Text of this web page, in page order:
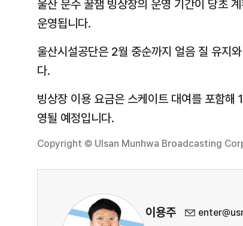
울산 문수 꿀잼 빙상장의 운영 기간이 당초
운영됩니다.
울산시설공단은 2월 중순까지 얼음 질 유지
다.
빙상장 이용 요금은 스케이트 대여를 포함
영될 예정입니다.
Copyright © Ulsan Munhwa Broadcasting
이용주